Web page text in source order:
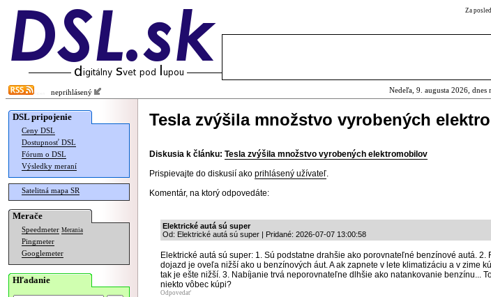
Za
neprihlásený Nedeľa, 9. augusta 2026, dnes
DSL pripojenie
Ceny DSL
Dostupnosť DSL
Fórum o DSL
Výsledky meraní
Satelitná mapa SR
Merače
Speedmeter Merania
Pingmeter
Googlemeter
Hľadanie
Tesla zvýšila množstvo vyrobených
Diskusia k článku: Tesla zvýšila množstvo vyrobených elektromobilov
Prispievajte do diskusií ako prihlásený užívateľ.
Komentár, na ktorý odpovedáte:
Elektrické autá sú super
Od: Elektrické autá sú super | Pridané: 2026-07-07 13:00:58
Elektrické autá sú super: 1. Sú podstatne drahšie ako porovnateľné benzínové autá. 2.
dojazd je oveľa nižší ako u benzínových áut. A ak zapnete v lete klimatizáciu a v zime
tak je ešte nižší. 3. Nabíjanie trvá neporovnateľne dlhšie ako natankovanie benzínu...
niekto vôbec kúpi?
Odpovedať